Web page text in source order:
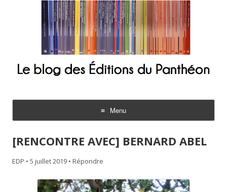
Menu
Aller
contenu
[RENCONTRE AVEC] BERNARD ABEL
EDP • 5 juillet 2019 • Répondre